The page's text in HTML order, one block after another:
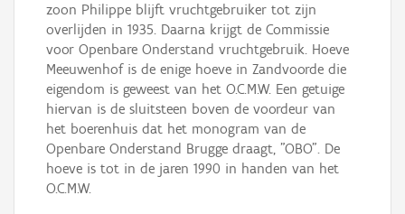
zoon Philippe blijft vruchtgebruiker tot zijn
overlijden in 1935. Daarna krijgt de Commissie
voor Openbare Onderstand vruchtgebruik. Hoeve
Meeuwenhof is de enige hoeve in Zandvoorde die
eigendom is geweest van het O.C.M.W. Een getuige
hiervan is de sluitsteen boven de voordeur van
het boerenhuis dat het monogram van de
Openbare Onderstand Brugge draagt, "OBO". De
hoeve is tot in de jaren 1990 in handen van het
O.C.M.W.